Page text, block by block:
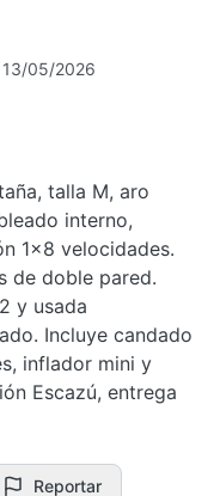
13/05/2026
talla M, aro
interno,
1×8 velocidades.
de doble pared.
y usada
Incluye candado
inflador mini y
Escazú, entrega
Reportar